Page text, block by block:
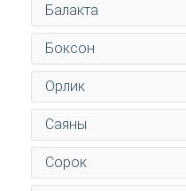
Балакта
Боксон
Орлик
Саяны
Сорок